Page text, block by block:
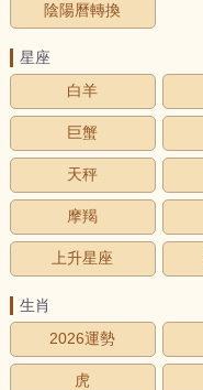
陰陽曆轉換
星座
白羊
巨蟹
天秤
摩羯
上升星座
生肖
2026運勢
虎